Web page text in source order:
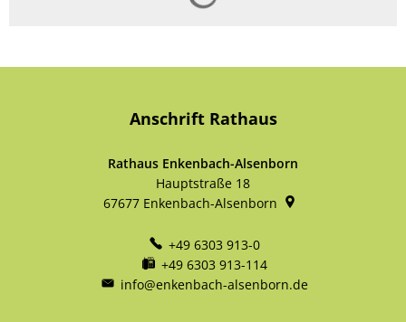
Anschrift Rathaus
Rathaus Enkenbach-Alsenborn
Hauptstraße 18
67677 Enkenbach-Alsenborn
+49 6303 913-0
+49 6303 913-114
info@enkenbach-alsenborn.de